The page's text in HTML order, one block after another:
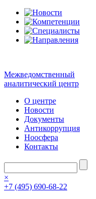
Межведомственный
аналитический центр
О центре
Новости
Документы
Антикоррупция
Ноосфера
Контакты
×
+7 (495) 690-68-22